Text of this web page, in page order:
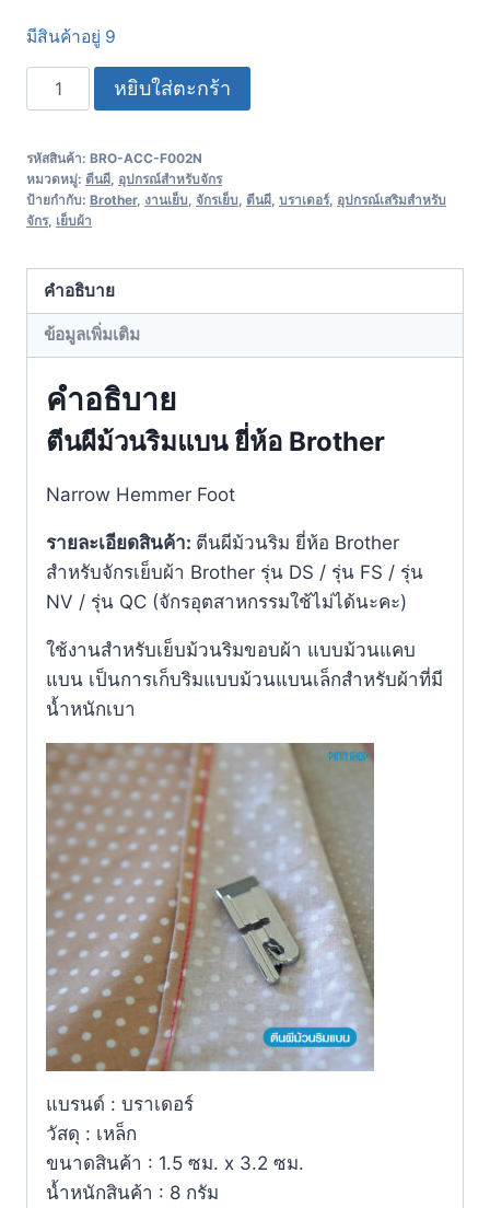
มีสินค้าอยู่ 9
หยิบใส่ตะกร้า
รหัสสินค้า: BRO-ACC-F002N
หมวดหมู่: ตีนผี, อุปกรณ์สำหรับจักร
ป้ายกำกับ: Brother, งานเย็บ, จักรเย็บ, ตีนผี, บราเดอร์, อุปกรณ์เสริมสำหรับ
จักร, เย็บผ้า
คำอธิบาย
ข้อมูลเพิ่มเติม
คำอธิบาย
ตีนผีม้วนริมแบน ยี่ห้อ Brother
Narrow Hemmer Foot
รายละเอียดสินค้า: ตีนผีม้วนริม ยี่ห้อ Brother
สำหรับจักรเย็บผ้า Brother รุ่น DS / รุ่น FS / รุ่น
NV / รุ่น QC (จักรอุตสาหกรรมใช้ไม่ได้นะคะ)
ใช้งานสำหรับเย็บม้วนริมขอบผ้า แบบม้วนแคบ
แบน เป็นการเก็บริมแบบม้วนแบนเล็กสำหรับผ้าที่มี
น้ำหนักเบา
แบรนด์ : บราเดอร์
วัสดุ : เหล็ก
ขนาดสินค้า : 1.5 ซม. x 3.2 ซม.
น้ำหนักสินค้า : 8 กรัม